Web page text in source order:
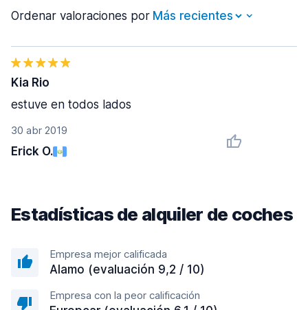
Ordenar valoraciones por
30 abr 2019
Erick O.
Kia Rio
estuve en todos lados
Estadísticas de alquiler de coches
Empresa mejor calificada
Alamo (evaluación 9,2 / 10)
Empresa con la peor calificación